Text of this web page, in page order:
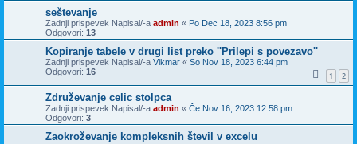
seštevanje
Zadnji prispevek Napisal/-a admin « Po Dec 18, 2023 8:56 pm
Odgovori: 13
Kopiranje tabele v drugi list preko ''Prilepi s povezavo''
Zadnji prispevek Napisal/-a Vikmar « So Nov 18, 2023 6:44 pm
Odgovori: 16 1 2
Združevanje celic stolpca
Zadnji prispevek Napisal/-a admin « Če Nov 16, 2023 12:58 pm
Odgovori: 3
Zaokroževanje kompleksnih števil v excelu